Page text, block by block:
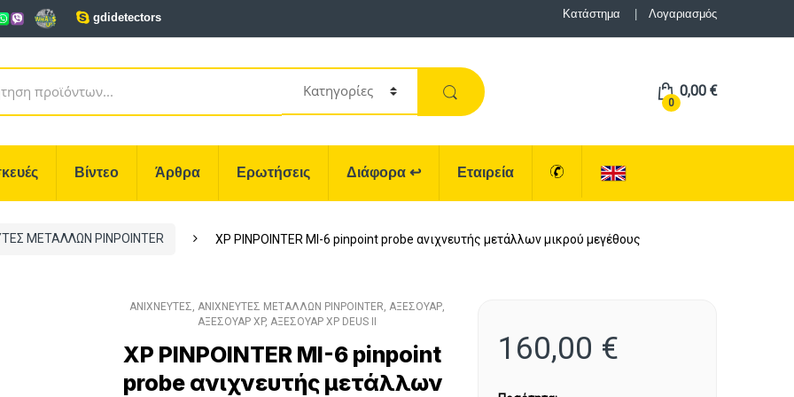
gdidetectors Κατάστημα Λογαριασμός
0
0,00 €
Βίντεο Άρθρα Ερωτήσεις Διάφορα ↩ Εταιρεία
ΜΕΤΑΛΛΩΝ PINPOINTER XP PINPOINTER MI-6 pinpoint probe ανιχνευτής μετάλλων μικρού μεγέθους
ΑΝΙΧΝΕΥΤΕΣ ΑΝΙΧΝΕΥΤΕΣ ΜΕΤΑΛΛΩΝ PINPOINTER ΑΞΕΣΟΥΑΡ
ΑΞΕΣΟΥΑΡ XP, ΑΞΕΣΟΥΑΡ XP DEUS II
XP PINPOINTER MI-6 pinpoint
probe ανιχνευτής μετάλλων
160,00 €